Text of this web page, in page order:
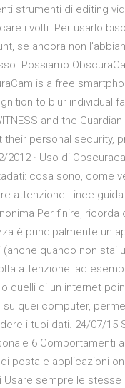
strumenti di editing
i volti. Per usarlo
se ancora non
Possiamo
is a free
to blur individual
and the
personal security,
2012 · Uso di
cosa sono, come
attenzione Linee
Per finire, ricorda
è principalmente un
quando non stai
attenzione: ad
quelli di un internet
su quei computer,
i tuoi dati. 24/07/15
6 Comportamenti
posta e applicazioni
Usare sempre le stesse